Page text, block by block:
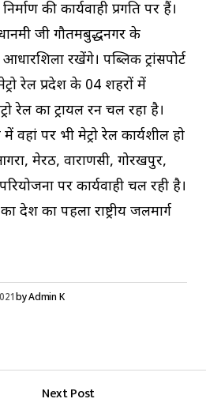
निर्माण की कार्यवाही प्रगति पर हैं।
जी गौतमबुद्धनगर के
आधारशिला रखेंगे। पब्लिक ट्रांसपोर्ट
रेल प्रदेश के 04 शहरों में
रेल का ट्रायल रन चल रहा है।
वहां पर भी मेट्रो रेल कार्यशील हो
मेरठ, वाराणसी, गोरखपुर,
पर कार्यवाही चल रही है।
देश का पहला राष्ट्रीय जलमार्ग
byAdmin K
Next Post